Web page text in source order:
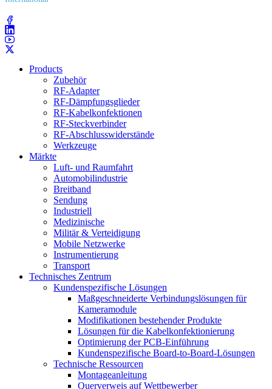
Products
Zubehör
RF-Adapter
RF-Dämpfungsglieder
RF-Kabelkonfektionen
RF-Steckverbinder
RF-Abschlusswiderstände
Werkzeuge
Märkte
Luft- und Raumfahrt
Automobilindustrie
Breitband
Sendung
Industriell
Medizinische
Militär & Verteidigung
Mobile Netzwerke
Instrumentierung
Transport
Technisches Zentrum
Kundenspezifische Lösungen
Maßgeschneiderte Verbindungslösungen für
Kameramodule
Modifikationen bestehender Produkte
Lösungen für die Kabelkonfektionierung
Optimierung der PCB-Einführung
Kundenspezifische Board-to-Board-Lösungen
Technische Ressourcen
Montageanleitung
Querverweis auf Wettbewerber